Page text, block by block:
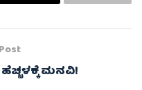
ಮನವಿ!